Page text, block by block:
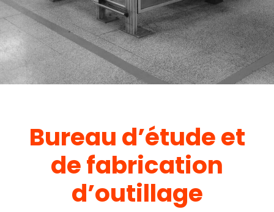
Bureau d’étude et
de fabrication
d’outillage